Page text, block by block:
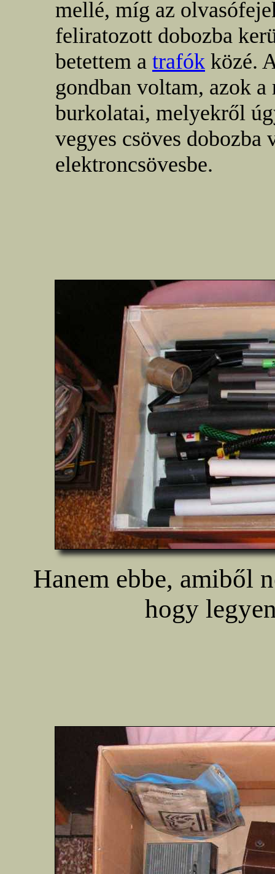
mellé, míg az
feliratozott dobozba
betettem a trafók közé.
gondban voltam, azok a
burkolatai, melyekről
vegyes csöves
elektroncsövesbe.
Hanem ebbe, amiből
hogy